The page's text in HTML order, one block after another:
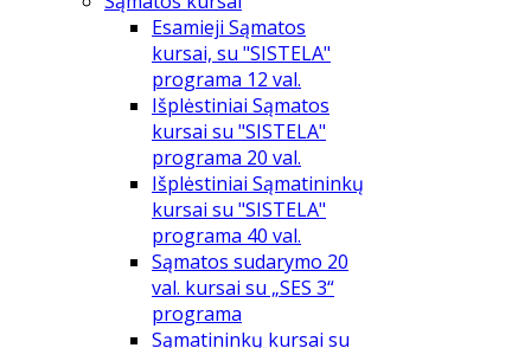
Esamieji Sąmatos
kursai, su "SISTELA"
programa 12 val.
Išplėstiniai Sąmatos
kursai su "SISTELA"
programa 20 val.
Išplėstiniai Sąmatininkų
kursai su "SISTELA"
programa 40 val.
Sąmatos sudarymo 20
val. kursai su „SES 3“
programa
Sąmatininkų kursai su